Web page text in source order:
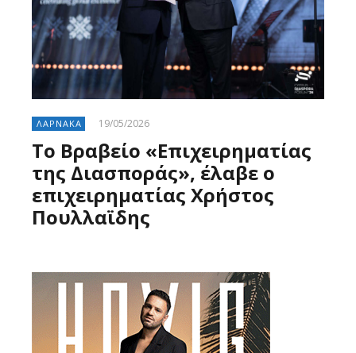
ΛΑΡΝΑΚΑ 19/05/2026
Το Βραβείο «Επιχειρηματίας
της Διασποράς», έλαβε ο
επιχειρηματίας Χρήστος
Πουλλαϊδης